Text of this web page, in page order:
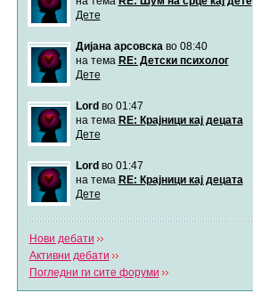
Дете
Дијана арсовскаво 08:40
на тема RE: Детски психолог
Дете
Lord во 01:47
на тема RE: Крајници кај децата
Дете
Lord во 01:47
на тема RE: Крајници кај децата
Дете
Нови дебати
Активни дебати
Погледни ги сите форуми